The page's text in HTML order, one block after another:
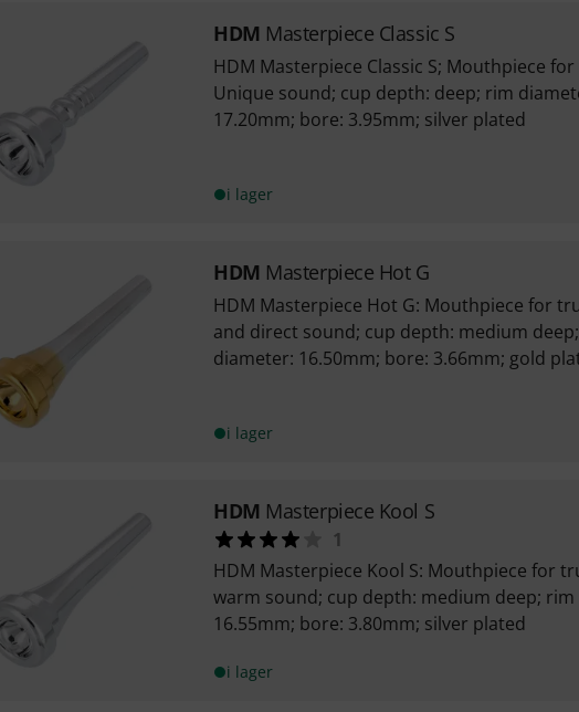
HDM Masterpiece Classic S
HDM Masterpiece Classic S; Mouthpiece
Unique sound; cup depth: deep; rim
17.20mm; bore: 3.95mm; silver plated
i lager
HDM Masterpiece Hot G
HDM Masterpiece Hot G: Mouthpiece for
and direct sound; cup depth: medium
diameter: 16.50mm; bore: 3.66mm; gold
i lager
HDM Masterpiece Kool S
1
HDM Masterpiece Kool S: Mouthpiece for
warm sound; cup depth: medium deep;
16.55mm; bore: 3.80mm; silver plated
i lager